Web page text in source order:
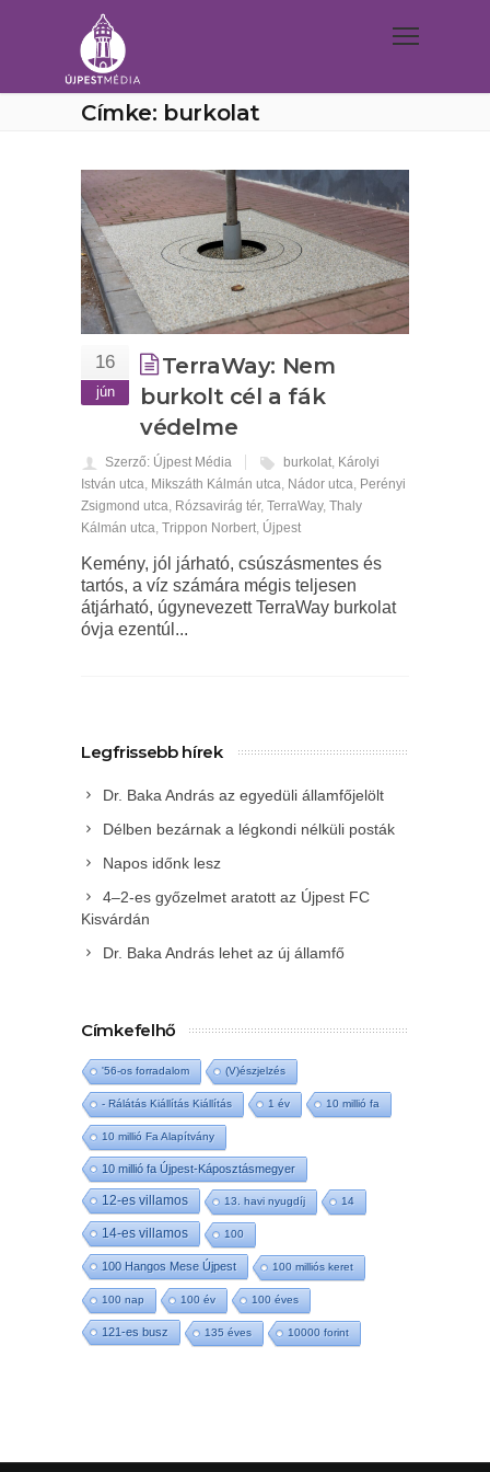
Címke: burkolat
16
jún
TerraWay: Nem
burkolt cél a fák
védelme
Szerző: Újpest Média burkolat, Károlyi
István utca, Mikszáth Kálmán utca, Nádor utca, Perényi
Zsigmond utca, Rózsavirág tér, TerraWay, Thaly
Kálmán utca, Trippon Norbert, Újpest
Kemény, jól járható, csúszásmentes és
tartós, a víz számára mégis teljesen
átjárható, úgynevezett TerraWay burkolat
óvja ezentúl...
Legfrissebb hírek
Dr. Baka András az egyedüli államfőjelölt
Délben bezárnak a légkondi nélküli posták
Napos időnk lesz
4–2-es győzelmet aratott az Újpest FC
Kisvárdán
Dr. Baka András lehet az új államfő
Címkefelhő
'56-os forradalom (V)észjelzés
- Rálátás Kiállítás Kiállítás 1 év 10 millió fa
10 millió Fa Alapítvány
10 millió fa Újpest-Káposztásmegyer
12-es villamos 13. havi nyugdíj 14
14-es villamos 100
100 Hangos Mese Újpest 100 milliós keret
100 nap 100 év 100 éves
121-es busz 135 éves 10000 forint